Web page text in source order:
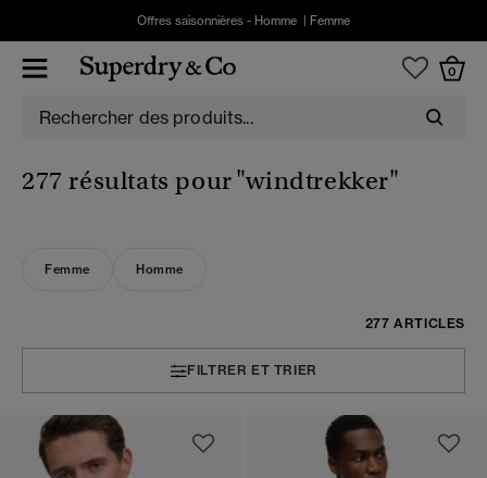
Offres saisonnières - Homme Femme
0
277 résultats pour"windtrekker"
Femme Homme
277 ARTICLES
FILTRER ET TRIER